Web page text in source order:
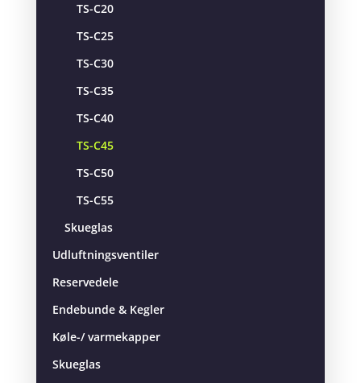
TS-C20
TS-C25
TS-C30
TS-C35
TS-C40
TS-C45
TS-C50
TS-C55
Skueglas
Udluftningsventiler
Reservedele
Endebunde & Kegler
Køle-/ varmekapper
Skueglas